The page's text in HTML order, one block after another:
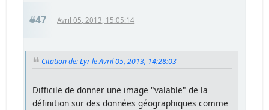
#47 Avril 05, 2013, 15:05:14
Citation de: Lyr le Avril 05, 2013, 14:28:03
Difficile de donner une image "valable" de la
définition sur des données géographiques comme